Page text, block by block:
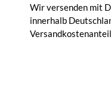
Wir versenden mit
innerhalb